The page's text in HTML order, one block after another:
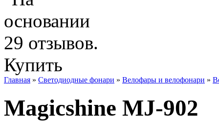
Купить
Главная » Светодиодные фонари » Велофары и велофонари »
Magicshine MJ-902